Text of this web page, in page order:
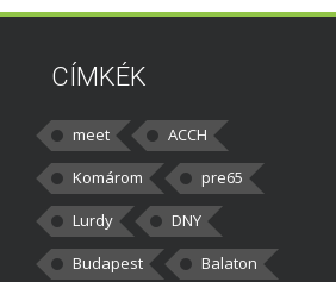
CÍMKÉK
meet
ACCH
Komárom
pre65
Lurdy
DNY
Budapest
Balaton